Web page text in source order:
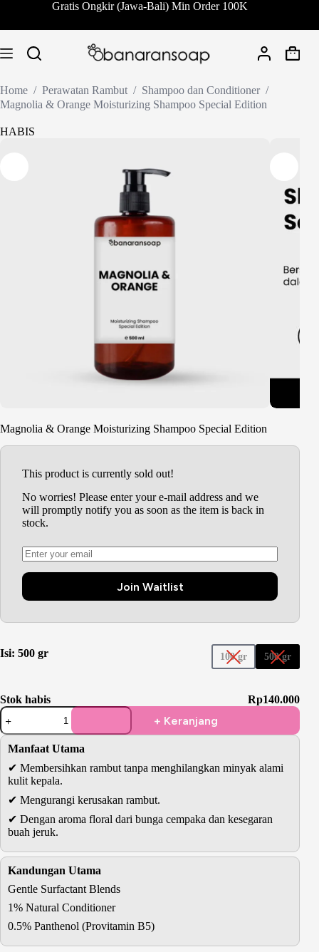
content
Gratis Ongkir (Jawa-Bali) Min Order 100K
Home / Perawatan Rambut / Shampoo dan Conditioner /
Magnolia & Orange Moisturizing Shampoo Special Edition
HABIS
Magnolia & Orange Moisturizing Shampoo Special Edition
This product is currently sold out!
No worries! Please enter your e-mail address and we
will promptly notify you as soon as the item is back in
stock.
Join Waitlist
Isi: 500 gr 100 gr 500 gr
Rp140.000
Stok habis
Kuantitas
Magnolia
&
Orange
Shampoo
Special
Edition
+ Keranjang
Manfaat Utama
✔ Membersihkan rambut tanpa menghilangkan minyak alami
kulit kepala.
✔ Mengurangi kerusakan rambut.
✔ Dengan aroma floral dari bunga cempaka dan kesegaran
buah jeruk.
Kandungan Utama
Gentle Surfactant Blends
1% Natural Conditioner
0.5% Panthenol (Provitamin B5)